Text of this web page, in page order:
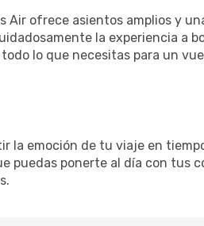
ofrece asientos amplios y
la experiencia a
lo que necesitas para un
la emoción de tu viaje en
puedas ponerte al día con tus